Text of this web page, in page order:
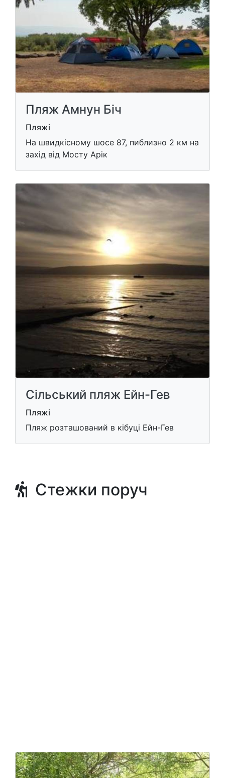
Пляж Амнун Біч
Пляжі
На швидкісному шосе 87, пиблизно 2 км на
захід від Мосту Арік
Сільський пляж Ейн-Гев
Пляжі
Пляж розташований в кібуці Ейн-Гев
Стежки поруч